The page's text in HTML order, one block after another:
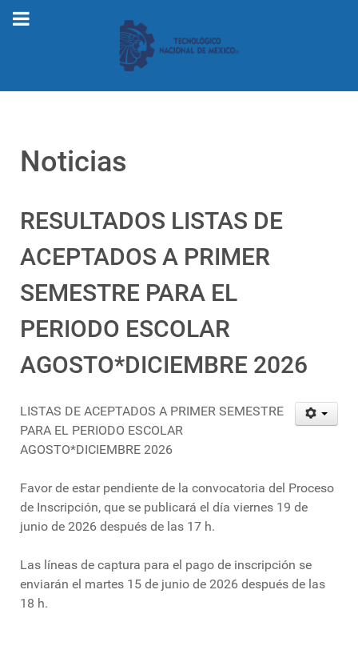
Noticias
RESULTADOS LISTAS DE
ACEPTADOS A PRIMER
SEMESTRE PARA EL
PERIODO ESCOLAR
AGOSTO*DICIEMBRE 2026
LISTAS DE ACEPTADOS A PRIMER SEMESTRE
PARA EL PERIODO ESCOLAR
AGOSTO*DICIEMBRE 2026
Favor de estar pendiente de la convocatoria del Proceso
de Inscripción, que se publicará el día viernes 19 de
junio de 2026 después de las 17 h.
Las líneas de captura para el pago de inscripción se
enviarán el martes 15 de junio de 2026 después de las
18 h.